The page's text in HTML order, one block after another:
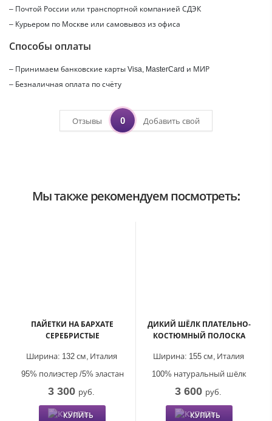
– Почтой России или транспортной компанией СДЭК
– Курьером по Москве или самовывоз из офиса
Способы оплаты
– Принимаем банковские карты Visa, MasterCard и МИР
– Безналичная оплата по счёту
Отзывы 0 Добавить свой
Мы также рекомендуем посмотреть:
ПАЙЕТКИ НА БАРХАТЕ
СЕРЕБРИСТЫЕ
Италия
Ширина: 132 см,
95% полиэстер /5% эластан
3 300 руб.
КУПИТЬ
ДИКИЙ ШЁЛК ПЛАТЕЛЬНО-
КОСТЮМНЫЙ ПОЛОСКА
Италия
Ширина: 155 см,
100% натуральный шёлк
3 600 руб.
КУПИТЬ